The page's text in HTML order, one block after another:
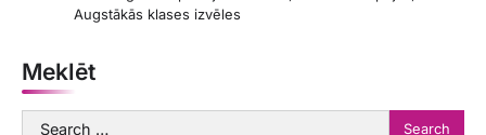
Augstākās klases izvēles
Meklēt
Search